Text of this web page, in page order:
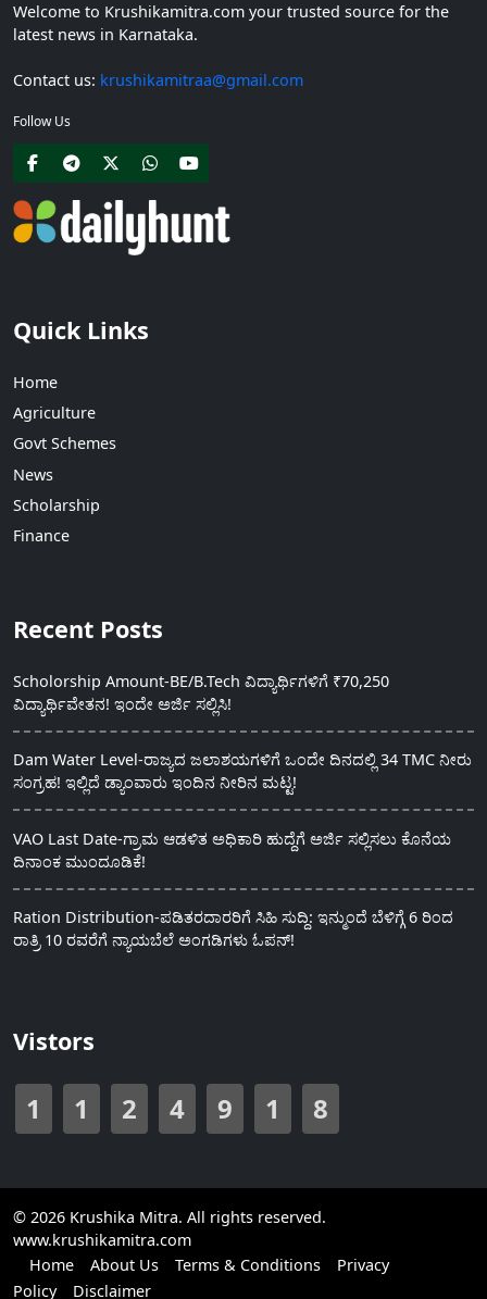
Welcome to Krushikamitra.com your trusted source for the
latest news in Karnataka.
Contact us: krushikamitraa@gmail.com
Follow Us
Quick Links
Home
Agriculture
Govt Schemes
News
Scholarship
Finance
Recent Posts
Scholorship Amount-BE/B.Tech ವಿದ್ಯಾರ್ಥಿಗಳಿಗೆ ₹70,250
ವಿದ್ಯಾರ್ಥಿವೇತನ! ಇಂದೇ ಅರ್ಜಿ ಸಲ್ಲಿಸಿ!
Dam Water Level-ರಾಜ್ಯದ ಜಲಾಶಯಗಳಿಗೆ ಒಂದೇ ದಿನದಲ್ಲಿ 34 TMC ನೀರು
ಸಂಗ್ರಹ! ಇಲ್ಲಿದೆ ಡ್ಯಾಂವಾರು ಇಂದಿನ ನೀರಿನ ಮಟ್ಟ!
VAO Last Date-ಗ್ರಾಮ ಆಡಳಿತ ಅಧಿಕಾರಿ ಹುದ್ದೆಗೆ ಅರ್ಜಿ ಸಲ್ಲಿಸಲು ಕೊನೆಯ
ದಿನಾಂಕ ಮುಂದೂಡಿಕೆ!
Ration Distribution-ಪಡಿತರದಾರರಿಗೆ ಸಿಹಿ ಸುದ್ದಿ: ಇನ್ಮುಂದೆ ಬೆಳಿಗ್ಗೆ 6 ರಿಂದ
ರಾತ್ರಿ 10 ರವರೆಗೆ ನ್ಯಾಯಬೆಲೆ ಅಂಗಡಿಗಳು ಓಪನ್!
Vistors
1 1 2 4 9 1 8
© 2026 Krushika Mitra. All rights reserved.
www.krushikamitra.com
Home
About Us Terms & Conditions
Privacy
Policy
Disclaimer